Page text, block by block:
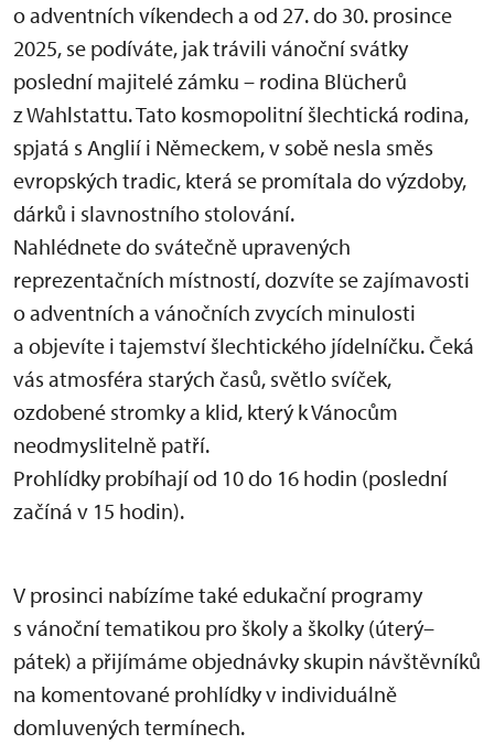
o adventních víkendech a od 27. do 30. prosince
2025, se podíváte, jak trávili vánoční svátky
poslední majitelé zámku – rodina Blücherů
z Wahlstattu. Tato kosmopolitní šlechtická rodina,
spjatá s Anglií i Německem, v sobě nesla směs
evropských tradic, která se promítala do výzdoby,
dárků i slavnostního stolování.
Nahlédnete do svátečně upravených
reprezentačních místností, dozvíte se zajímavosti
o adventních a vánočních zvycích minulosti
a objevíte i tajemství šlechtického jídelníčku. Čeká
vás atmosféra starých časů, světlo svíček,
ozdobené stromky a klid, který k Vánocům
neodmyslitelně patří.
Prohlídky probíhají od 10 do 16 hodin (poslední
začíná v 15 hodin).
V prosinci nabízíme také edukační programy
s vánoční tematikou pro školy a školky (úterý–
pátek) a přijímáme objednávky skupin návštěvníků
na komentované prohlídky v individuálně
domluvených termínech.